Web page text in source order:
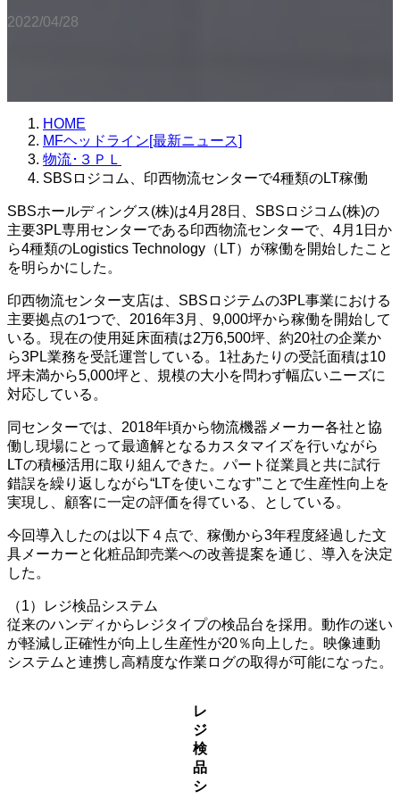
2022/04/28
HOME
MFヘッドライン[最新ニュース]
物流･３ＰＬ
SBSロジコム、印西物流センターで4種類のLT稼働
SBSホールディングス(株)は4月28日、SBSロジコム(株)の
主要3PL専用センターである印西物流センターで、4月1日か
ら4種類のLogistics Technology（LT）が稼働を開始したこと
を明らかにした。
印西物流センター支店は、SBSロジテムの3PL事業における
主要拠点の1つで、2016年3月、9,000坪から稼働を開始して
いる。現在の使用延床面積は2万6,500坪、約20社の企業か
ら3PL業務を受託運営している。1社あたりの受託面積は10
坪未満から5,000坪と、規模の大小を問わず幅広いニーズに
対応している。
同センターでは、2018年頃から物流機器メーカー各社と協
働し現場にとって最適解となるカスタマイズを行いながら
LTの積極活用に取り組んできた。パート従業員と共に試行
錯誤を繰り返しながら“LTを使いこなす”ことで生産性向上を
実現し、顧客に一定の評価を得ている、としている。
今回導入したのは以下４点で、稼働から3年程度経過した文
具メーカーと化粧品卸売業への改善提案を通じ、導入を決定
した。
（1）レジ検品システム
従来のハンディからレジタイプの検品台を採用。動作の迷い
が軽減し正確性が向上し生産性が20％向上した。映像連動
システムと連携し高精度な作業ログの取得が可能になった。
レ
ジ
検
品
シ